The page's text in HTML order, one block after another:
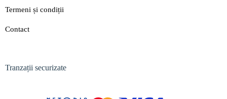
Termeni și condiții
Contact
Tranzații securizate